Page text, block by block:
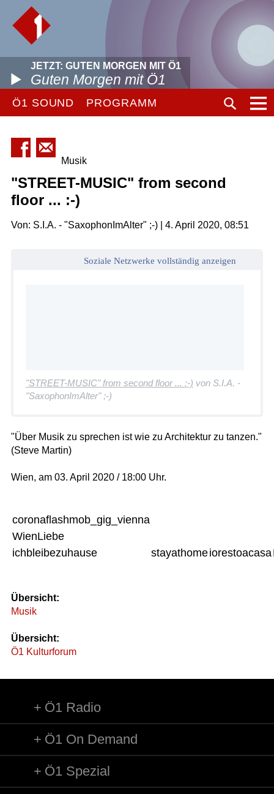
JETZT: GUTEN MORGEN MIT Ö1
Guten Morgen mit Ö1
Ö1 SOUND PROGRAMM
Musik
"STREET-MUSIC" from second
floor ... :-)
Von: S.I.A. - "SaxophonImAlter" ;-) | 4. April 2020, 08:51
Soziale Netzwerke vollständig anzeigen
"STREET-MUSIC" from second floor ... :-) von S.I.A. -
"SaxophonImAlter" ;-)
"Über Musik zu sprechen ist wie zu Architektur zu tanzen."
(Steve Martin)
Wien, am 03. April 2020 / 18:00 Uhr.
coronaflashmob_gig_vienna
WienLiebe
ichbleibezuhause
stayathomeiorestoacasa
Übersicht:
Musik
Übersicht:
Ö1 Kulturforum
Ö1 Radio
Ö1 On Demand
Ö1 Spezial